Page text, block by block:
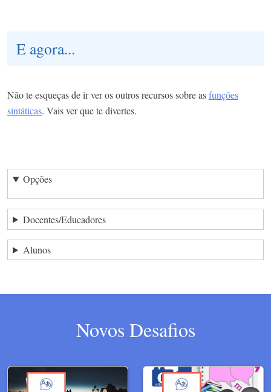
E agora...
Não te esqueças de ir ver os outros recursos sobre asfunções
sintáticas. Vais ver que te divertes.
Opções
Docentes/Educadores
Alunos
Novos Desafios